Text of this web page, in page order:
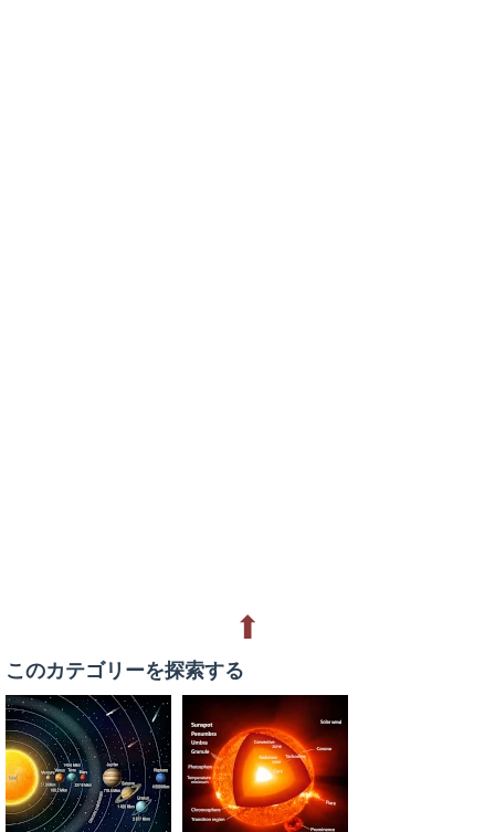
⬆
このカテゴリーを探索する